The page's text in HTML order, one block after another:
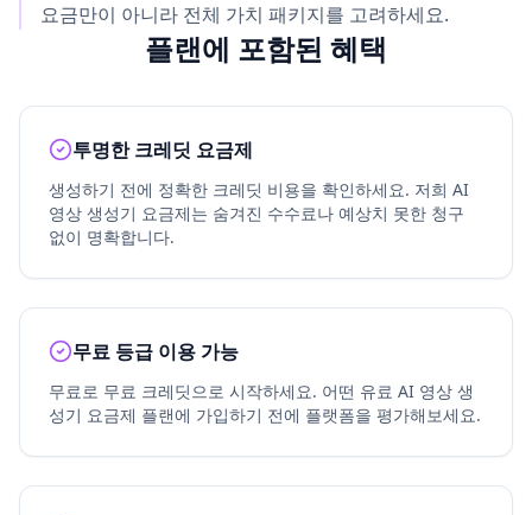
요금만이 아니라 전체 가치 패키지를 고려하세요.
플랜에 포함된 혜택
투명한 크레딧 요금제
생성하기 전에 정확한 크레딧 비용을 확인하세요. 저희 AI
영상 생성기 요금제는 숨겨진 수수료나 예상치 못한 청구
없이 명확합니다.
무료 등급 이용 가능
무료로 무료 크레딧으로 시작하세요. 어떤 유료 AI 영상 생
성기 요금제 플랜에 가입하기 전에 플랫폼을 평가해보세요.